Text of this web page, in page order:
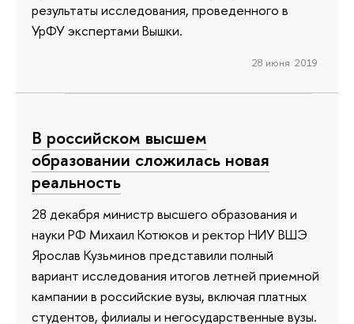
результаты исследования, проведенного в
УрФУ экспертами Вышки.
28 июня 2019
В российском высшем
образовании сложилась новая
реальность
28 декабря министр высшего образования и
науки РФ Михаил Котюков и ректор НИУ ВШЭ
Ярослав Кузьминов представили полный
вариант исследования итогов летней приемной
кампании в российские вузы, включая платных
студентов, филиалы и негосударственные вузы.